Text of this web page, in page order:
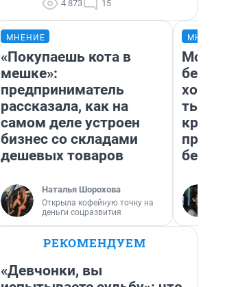
4 873 15
МНЕНИЕ
«Покупаешь кота в
мешке»:
предприниматель
рассказала, как на
самом деле устроен
бизнес со складами
дешевых товаров
Наталья Шорохова
Открыла кофейную точку на
деньги соцразвития
Мой
РЕКОМЕНДУЕМ
«Девчонки, вы